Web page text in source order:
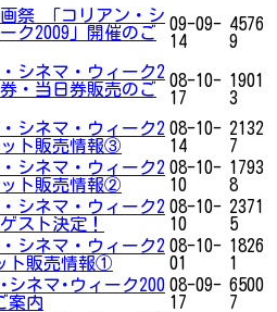
祭 「コリアン・シ
ク2009」開催のご
09-09-
14
4576
9
・シネマ・ウィーク2
・当日券販売のご
08-10-
17
1901
3
・シネマ・ウィーク2
ト販売情報③
08-10-
14
2132
7
・シネマ・ウィーク2
ト販売情報②
08-10-
10
1793
8
・シネマ・ウィーク2
スト決定！
08-10-
10
2371
5
・シネマ・ウィーク2
ト販売情報①
08-10-
01
1826
1
シネマ･ウィーク200
案内
08-09-
17
6500
7